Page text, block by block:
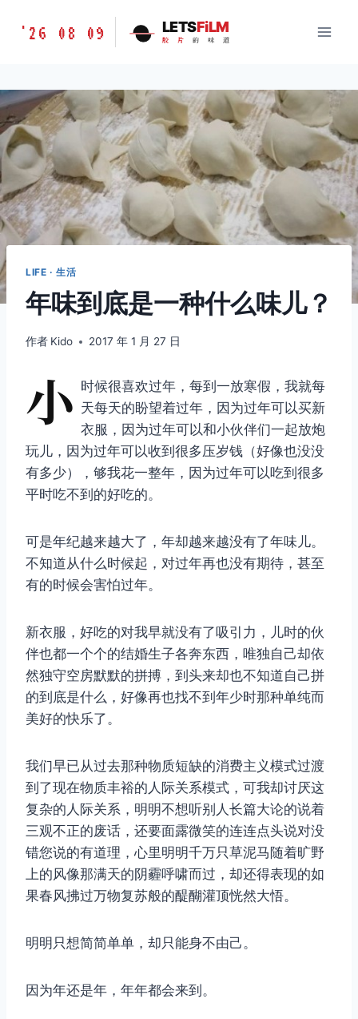
胶
味
道
LETSFILM
'26 08 09 LETSFiLM
胶 片 的 味 道
LIFE · 生活
年味到底是一种什么味儿？
作者 Kido 2017 年 1 月 27 日
小 时候很喜欢过年，每到一放寒假，我就每
天每天的盼望着过年，因为过年可以买新
衣服，因为过年可以和小伙伴们一起放炮
玩儿，因为过年可以收到很多压岁钱（好像也没没
有多少），够我花一整年，因为过年可以吃到很多
平时吃不到的好吃的。
可是年纪越来越大了，年却越来越没有了年味儿。
不知道从什么时候起，对过年再也没有期待，甚至
有的时候会害怕过年。
新衣服，好吃的对我早就没有了吸引力，儿时的伙
伴也都一个个的结婚生子各奔东西，唯独自己却依
然独守空房默默的拼搏，到头来却也不知道自己拼
的到底是什么，好像再也找不到年少时那种单纯而
美好的快乐了。
我们早已从过去那种物质短缺的消费主义模式过渡
到了现在物质丰裕的人际关系模式，可我却讨厌这
复杂的人际关系，明明不想听别人长篇大论的说着
三观不正的废话，还要面露微笑的连连点头说对没
错您说的有道理，心里明明千万只草泥马随着旷野
上的风像那满天的阴霾呼啸而过，却还得表现的如
果春风拂过万物复苏般的醍醐灌顶恍然大悟。
明明只想简简单单，却只能身不由己。
因为年还是年，年年都会来到。